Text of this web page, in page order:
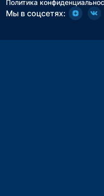
Политика
Мы в соцсетях: